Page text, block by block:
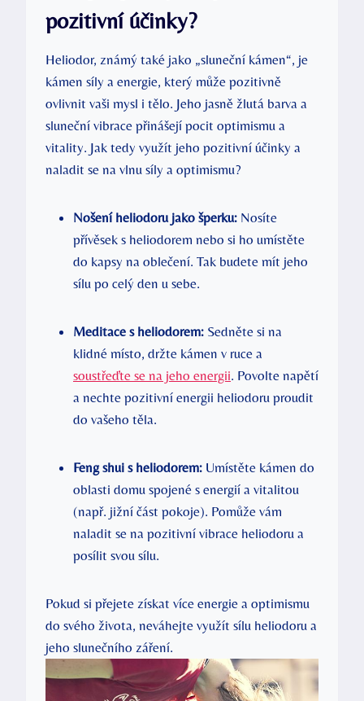
pozitivní účinky?
Heliodor, známý také jako „sluneční kámen“, je
kámen síly a energie, který může pozitivně
ovlivnit vaši mysl i tělo. Jeho jasně žlutá barva a
sluneční vibrace přinášejí pocit optimismu a
vitality. Jak tedy využít jeho pozitivní účinky a
naladit se na vlnu síly a optimismu?
Nošení heliodoru jako šperku: Nosíte
přívěsek s heliodorem nebo si ho umístěte
do kapsy na oblečení. Tak budete mít jeho
sílu po celý den u sebe.
Meditace s heliodorem: Sedněte si na
klidné místo, držte kámen v ruce a
soustřeďte se na jeho energii. Povolte napětí
a nechte pozitivní energii heliodoru proudit
do vašeho těla.
Feng shui s heliodorem: Umístěte kámen do
oblasti domu spojené s energií a vitalitou
(např. jižní část pokoje). Pomůže vám
naladit se na pozitivní vibrace heliodoru a
posílit svou sílu.
Pokud si přejete získat více energie a optimismu
do svého života, neváhejte využít sílu heliodoru a
jeho slunečního záření.